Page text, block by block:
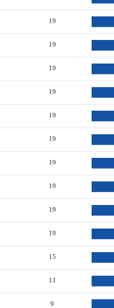
19
19
19
19
19
19
19
19
19
19
15
11
9